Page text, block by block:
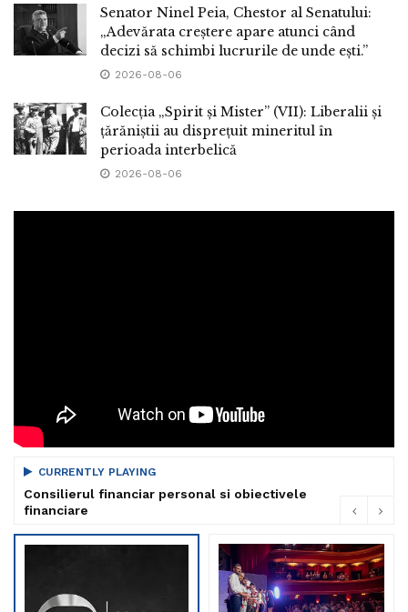
Senator Ninel Peia, Chestor al Senatului:
„Adevărata creștere apare atunci când
decizi să schimbi lucrurile de unde ești.”
2026-08-06
Colecția „Spirit și Mister” (VII): Liberalii și
țărăniștii au disprețuit mineritul în
perioada interbelică
2026-08-06
CURRENTLY PLAYING
Consilierul financiar personal si obiectivele
financiare